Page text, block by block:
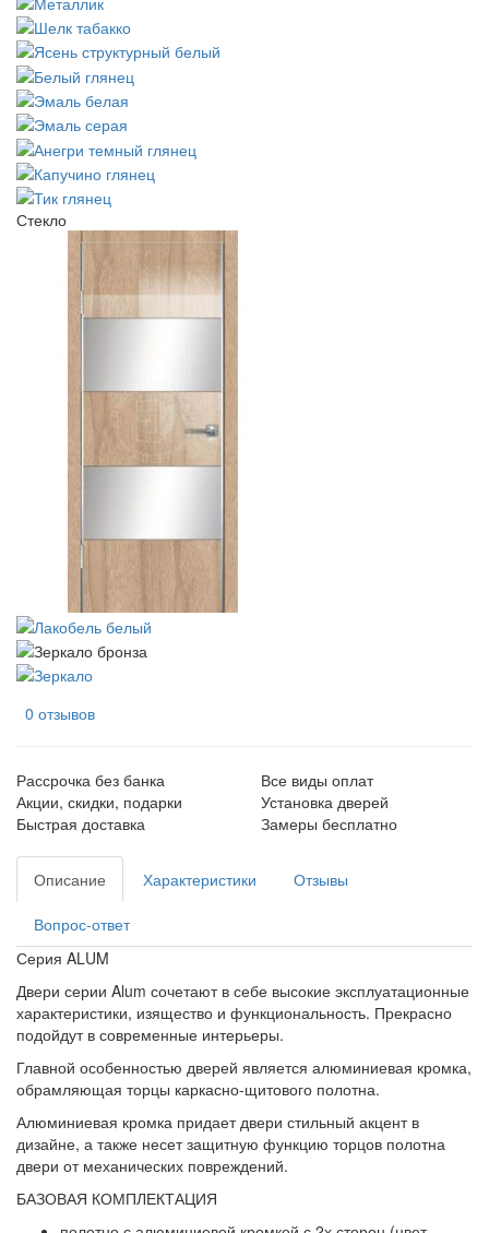
Стекло
0 отзывов
Рассрочка без банка
Все виды оплат
Акции, скидки, подарки
Установка дверей
Быстрая доставка
Замеры бесплатно
Описание Характеристики Отзывы
Вопрос-ответ
Серия ALUM
Двери серии Alum сочетают в себе высокие эксплуатационные
характеристики, изящество и функциональность. Прекрасно
подойдут в современные интерьеры.
Главной особенностью дверей является алюминиевая кромка,
обрамляющая торцы каркасно-щитового полотна.
Алюминиевая кромка придает двери стильный акцент в
дизайне, а также несет защитную функцию торцов полотна
двери от механических повреждений.
БАЗОВАЯ КОМПЛЕКТАЦИЯ